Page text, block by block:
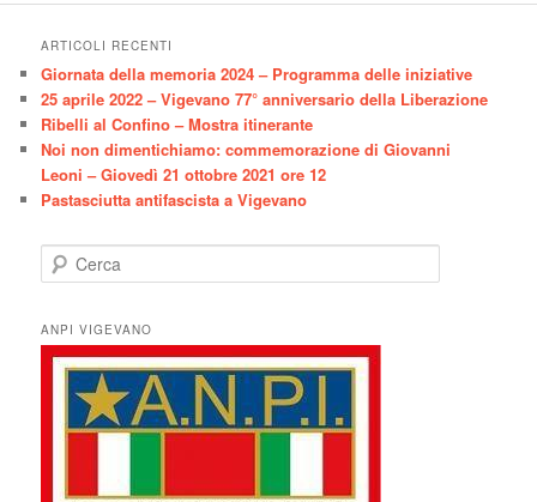
ARTICOLI RECENTI
Giornata della memoria 2024 – Programma delle iniziative
25 aprile 2022 – Vigevano 77° anniversario della Liberazione
Ribelli al Confino – Mostra itinerante
Noi non dimentichiamo: commemorazione di Giovanni
Leoni – Giovedì 21 ottobre 2021 ore 12
Pastasciutta antifascista a Vigevano
e
c
a
ANPI VIGEVANO